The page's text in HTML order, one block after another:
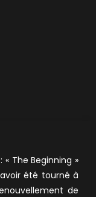
The Beginning »
été tourné à
de